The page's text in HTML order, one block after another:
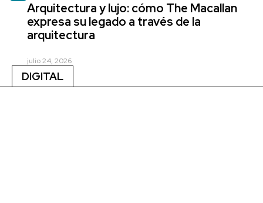
Arquitectura y lujo: cómo The Macallan
expresa su legado a través de la
arquitectura
julio 24, 2026
DIGITAL